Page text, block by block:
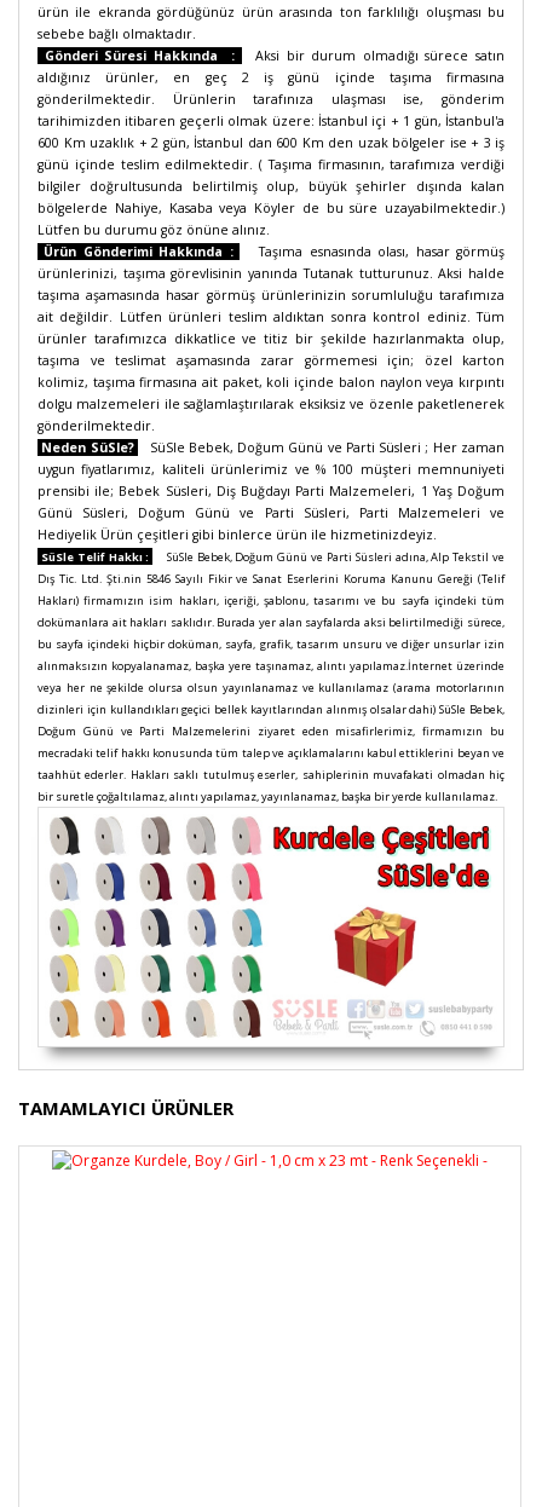
ürün ile ekranda gördüğünüz ürün arasında ton farklılığı oluşması bu
sebebe bağlı olmaktadır.
Gönderi Süresi Hakkında :
Aksi bir durum olmadığı sürece satın
aldığınız ürünler, en geç 2 iş günü içinde taşıma firmasına
gönderilmektedir. Ürünlerin tarafınıza ulaşması ise, gönderim
tarihimizden itibaren geçerli olmak üzere: İstanbul içi + 1 gün, İstanbul'a
600 Km uzaklık + 2 gün, İstanbul dan 600 Km den uzak bölgeler ise + 3 iş
günü içinde teslim edilmektedir. ( Taşıma firmasının, tarafımıza verdiği
bilgiler doğrultusunda belirtilmiş olup, büyük şehirler dışında kalan
bölgelerde Nahiye, Kasaba veya Köyler de bu süre uzayabilmektedir.)
Lütfen bu durumu göz önüne alınız.
Ürün Gönderimi Hakkında :
Taşıma esnasında olası, hasar görmüş
ürünlerinizi, taşıma görevlisinin yanında Tutanak tutturunuz. Aksi halde
taşıma aşamasında hasar görmüş ürünlerinizin sorumluluğu tarafımıza
ait değildir. Lütfen ürünleri teslim aldıktan sonra kontrol ediniz. Tüm
ürünler tarafımızca dikkatlice ve titiz bir şekilde hazırlanmakta olup,
taşıma ve teslimat aşamasında zarar görmemesi için; özel karton
kolimiz, taşıma firmasına ait paket, koli içinde balon naylon veya kırpıntı
dolgu malzemeleri ile sağlamlaştırılarak eksiksiz ve özenle paketlenerek
gönderilmektedir.
Neden SüSle?
SüSle Bebek, Doğum Günü ve Parti Süsleri ; Her zaman
uygun fiyatlarımız, kaliteli ürünlerimiz ve % 100 müşteri memnuniyeti
prensibi ile; Bebek Süsleri, Diş Buğdayı Parti Malzemeleri, 1 Yaş Doğum
Günü Süsleri, Doğum Günü ve Parti Süsleri, Parti Malzemeleri ve
Hediyelik Ürün çeşitleri gibi binlerce ürün ile hizmetinizdeyiz.
SüSle Telif Hakkı :
SüSle Bebek, Doğum Günü ve Parti Süsleri adına, Alp Tekstil ve
Dış Tic. Ltd. Şti.nin 5846 Sayılı Fikir ve Sanat Eserlerini Koruma Kanunu Gereği (Telif
Hakları) firmamızın isim hakları, içeriği, şablonu, tasarımı ve bu sayfa içindeki tüm
dokümanlara ait hakları saklıdır. Burada yer alan sayfalarda aksi belirtilmediği sürece,
bu sayfa içindeki hiçbir doküman, sayfa, grafik, tasarım unsuru ve diğer unsurlar izin
alınmaksızın kopyalanamaz, başka yere taşınamaz, alıntı yapılamaz.İnternet üzerinde
veya her ne şekilde olursa olsun yayınlanamaz ve kullanılamaz (arama motorlarının
dizinleri için kullandıkları geçici bellek kayıtlarından alınmış olsalar dahi) SüSle Bebek,
Doğum Günü ve Parti Malzemelerini ziyaret eden misafirlerimiz, firmamızın bu
mecradaki telif hakkı konusunda tüm talep ve açıklamalarını kabul ettiklerini beyan ve
taahhüt ederler. Hakları saklı tutulmuş eserler, sahiplerinin muvafakati olmadan hiç
bir suretle çoğaltılamaz, alıntı yapılamaz, yayınlanamaz, başka bir yerde kullanılamaz.
Bu ürünün fiyat bilgisi, resim, ürün açıklamalarında ve
diğer konularda yetersiz gördüğünüz noktaları öneri
formunu kullanarak tarafımıza iletebilirsiniz.
Görüş ve önerileriniz için teşekkür ederiz.
TAMAMLAYICI ÜRÜNLER